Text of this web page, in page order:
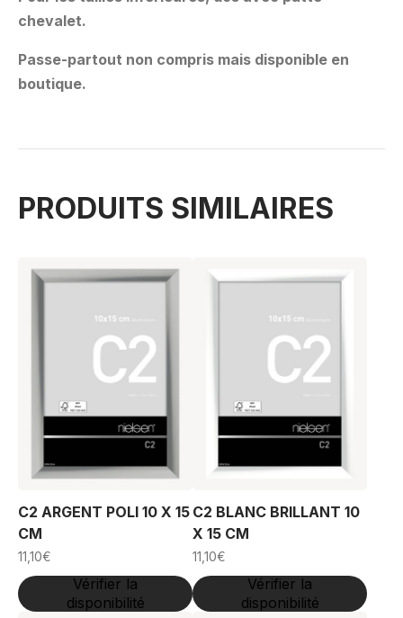
chevalet.
Passe-partout non compris mais disponible en
boutique.
PRODUITS SIMILAIRES
C2 ARGENT POLI 10 X 15
CM
11,10€
Vérifier la
disponibilité
C2 BLANC BRILLANT 10
X 15 CM
11,10€
Vérifier la
disponibilité